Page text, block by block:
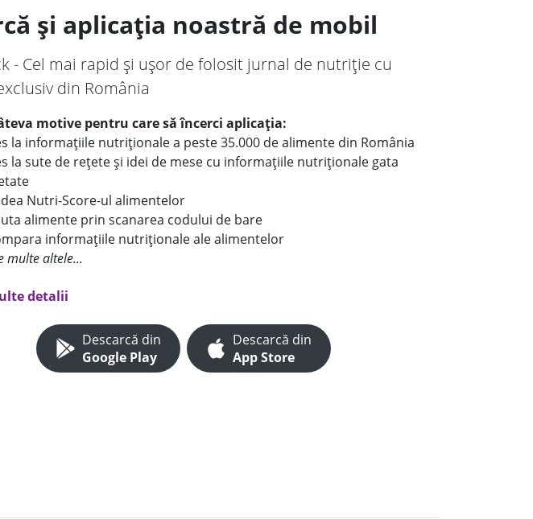
și aplicația noastră de mobil
- Cel mai rapid și ușor de folosit jurnal de nutriție cu
din România
motive pentru care să încerci aplicația:
la informațiile nutriționale a peste 35.000 de alimente din România
la sute de rețete și idei de mese cu informațiile nutriționale gata
Nutri-Score-ul alimentelor
alimente prin scanarea codului de bare
informațiile nutriționale ale alimentelor
multe altele...
detalii
Descarcă din
Google Play
Descarcă din
App Store